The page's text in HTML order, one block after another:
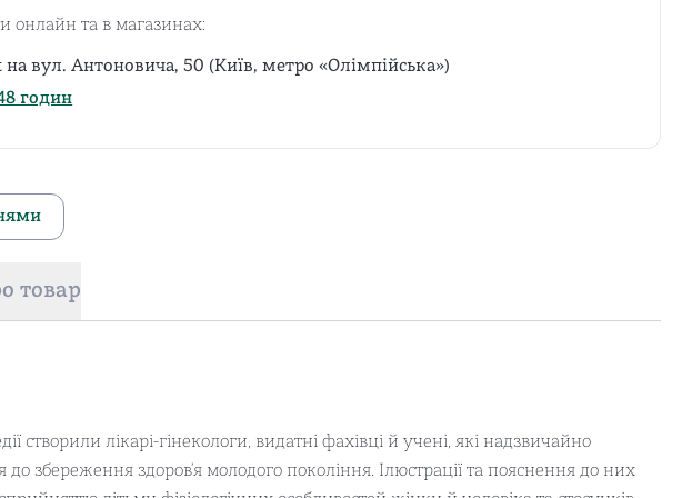
онлайн та в магазинах:
на вул. Антоновича, 50 (Київ, метро «Олімпійська»)
годин
товар
створили лікарі-гінекологи, видатні фахівці й учені, які надзвичайно
до збереження здоров’я молодого покоління. Ілюстрації та пояснення до них